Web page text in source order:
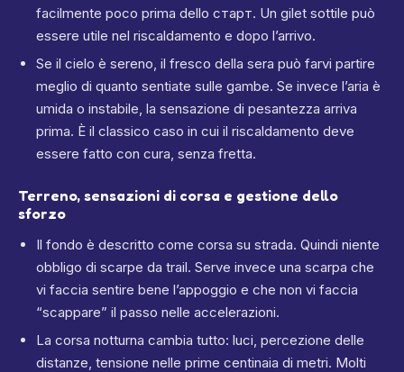
facilmente poco prima dello старт. Un gilet sottile può
essere utile nel riscaldamento e dopo l’arrivo.
Se il cielo è sereno, il fresco della sera può farvi partire
meglio di quanto sentiate sulle gambe. Se invece l’aria è
umida o instabile, la sensazione di pesantezza arriva
prima. È il classico caso in cui il riscaldamento deve
essere fatto con cura, senza fretta.
Terreno, sensazioni di corsa e gestione dello
sforzo
Il fondo è descritto come corsa su strada. Quindi niente
obbligo di scarpe da trail. Serve invece una scarpa che
vi faccia sentire bene l’appoggio e che non vi faccia
“scappare” il passo nelle accelerazioni.
La corsa notturna cambia tutto: luci, percezione delle
distanze, tensione nelle prime centinaia di metri. Molti